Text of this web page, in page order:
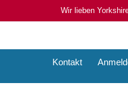
Wir lieben
Kontakt